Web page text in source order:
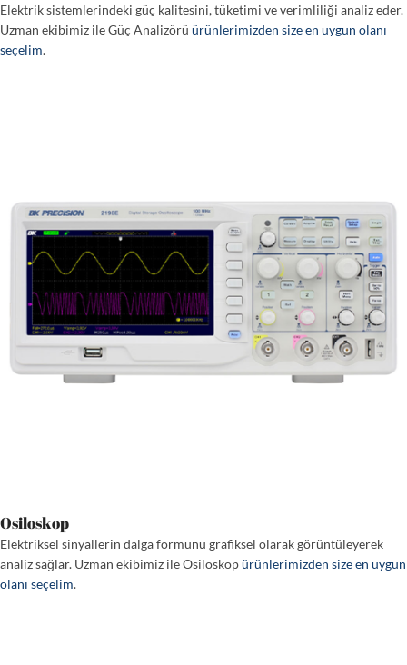
Elektrik sistemlerindeki güç kalitesini, tüketimi ve verimliliği analiz eder.
Uzman ekibimiz ile Güç Analizörü ürünlerimizden size en uygun olanı
seçelim.
Osiloskop
Elektriksel sinyallerin dalga formunu grafiksel olarak görüntüleyerek
analiz sağlar. Uzman ekibimiz ile Osiloskopürünlerimizden size en uygun
olanı seçelim.